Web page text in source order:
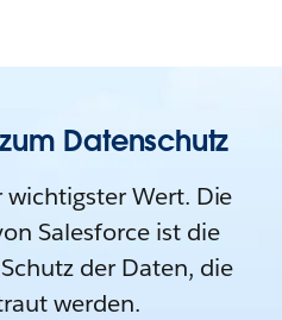
Datenschutz
Wert. Die
Salesforce ist die
der Daten, die
werden.